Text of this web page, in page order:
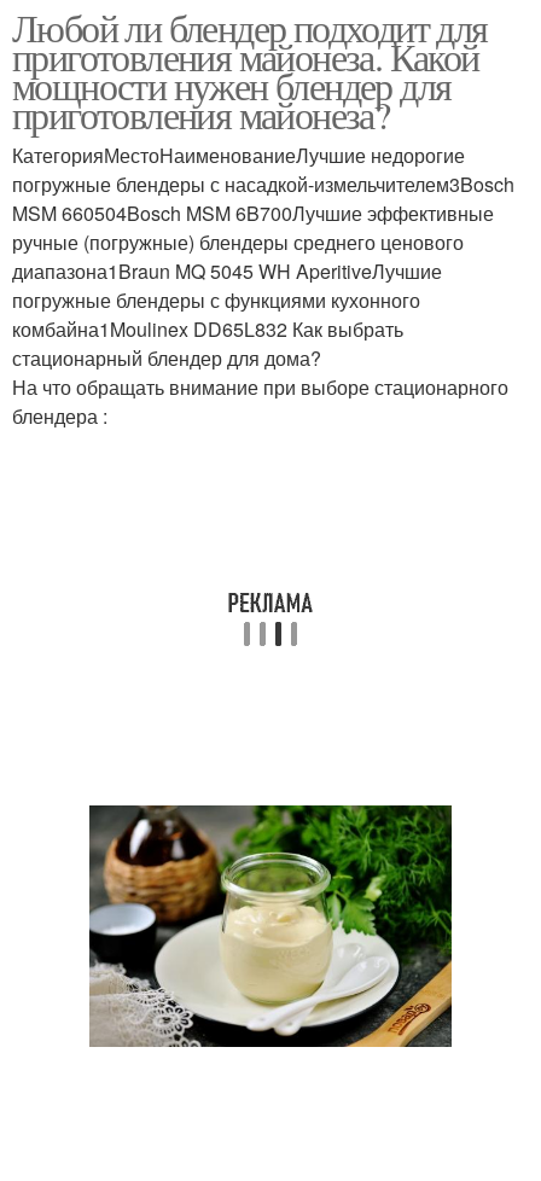
вегетарианский
майонез
Майонез в блендере
Майонез в домашних
условиях
Блендер с майонезом
Быстрый майонез Классический майонез
Майонез с горчицей
Любой ли блендер подходит для
приготовления майонеза. Какой
мощности нужен блендер для
приготовления майонеза?
КатегорияМестоНаименованиеЛучшие недорогие
погружные блендеры с насадкой-измельчителем3Bosch
MSM 660504Bosch MSM 6B700Лучшие эффективные
ручные (погружные) блендеры среднего ценового
диапазона1Braun MQ 5045 WH AperitiveЛучшие
погружные блендеры с функциями кухонного
комбайна1Moulinex DD65L832 Как выбрать
стационарный блендер для дома?
На что обращать внимание при выборе стационарного
блендера :